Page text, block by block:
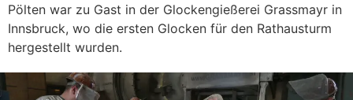
Pölten war zu Gast in der Glockengießerei Grassmayr in
Innsbruck, wo die ersten Glocken für den Rathausturm
hergestellt wurden.